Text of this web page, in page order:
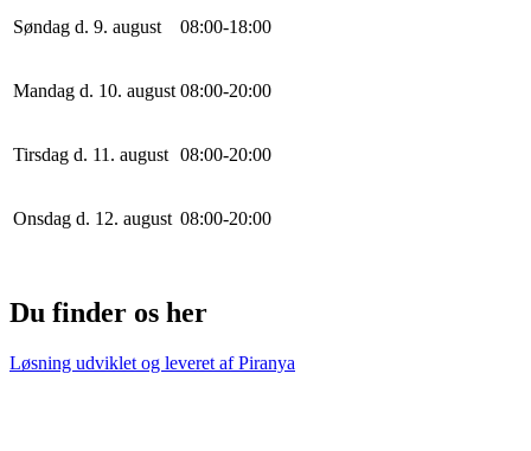
Søndag d. 9. august 08:00-18:00
Mandag d. 10. august 08:00-20:00
Tirsdag d. 11. august 08:00-20:00
Onsdag d. 12. august 08:00-20:00
Du finder os her
Løsning udviklet og leveret afPiranya